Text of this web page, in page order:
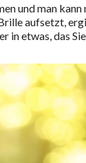
und man kann
aufsetzt,
in etwas, das Sie